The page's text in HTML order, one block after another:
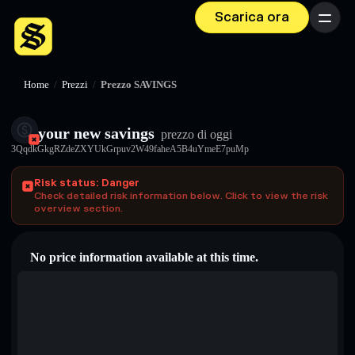
Scarica ora Menu
Home / Prezzi / Prezzo SAVINGS
your new savings prezzo di oggi
3QqdkGkgRZdeZXYUkGrpuv2W49faheA5B4uYmeE7puMp
Risk status: Danger
Check detailed risk information below. Click to view the risk
overview section.
No price information available at this time.